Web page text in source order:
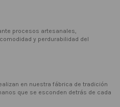
procesos artesanales,
y perdurabilidad del
en nuestra fábrica de tradición
que se esconden detrás de cada